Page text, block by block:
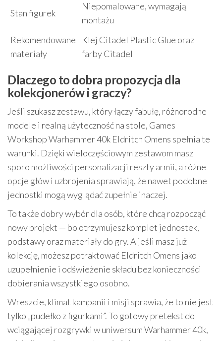
Stan figurek
Niepomalowane, wymagają
montażu
Rekomendowane
materiały
Klej Citadel Plastic Glue oraz
farby Citadel
Dlaczego to dobra propozycja dla
kolekcjonerów i graczy?
Jeśli szukasz zestawu, który łączy fabułę, różnorodne
modele i realną użyteczność na stole, Games
Workshop Warhammer 40k Eldritch Omens spełnia te
warunki. Dzięki wieloczęściowym zestawom masz
sporo możliwości personalizacji reszty armii, a różne
opcje głów i uzbrojenia sprawiają, że nawet podobne
jednostki mogą wyglądać zupełnie inaczej.
To także dobry wybór dla osób, które chcą rozpocząć
nowy projekt — bo otrzymujesz komplet jednostek,
podstawy oraz materiały do gry. A jeśli masz już
kolekcję, możesz potraktować Eldritch Omens jako
uzupełnienie i odświeżenie składu bez konieczności
dobierania wszystkiego osobno.
Wreszcie, klimat kampanii i misji sprawia, że to nie jest
tylko „pudełko z figurkami”. To gotowy pretekst do
wciągającej rozgrywki w uniwersum Warhammer 40k,